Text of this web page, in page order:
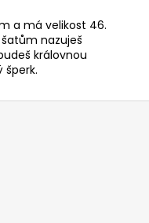
a má velikost 46.
šatům nazuješ
královnou
šperk.